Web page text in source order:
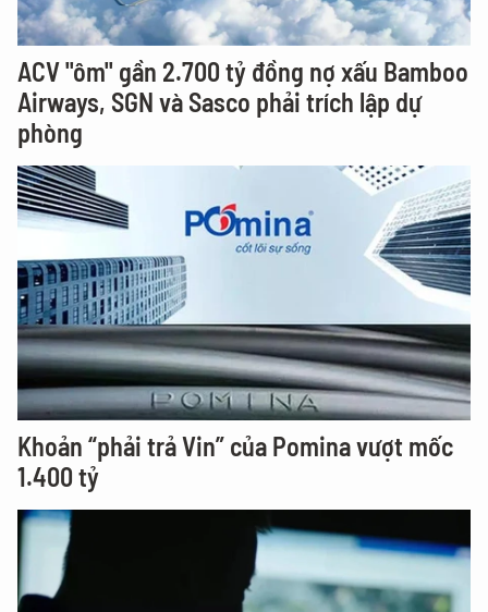
ACV "ôm" gần 2.700 tỷ đồng nợ xấu Bamboo
Airways, SGN và Sasco phải trích lập dự
phòng
Khoản “phải trả Vin” của Pomina vượt mốc
1.400 tỷ